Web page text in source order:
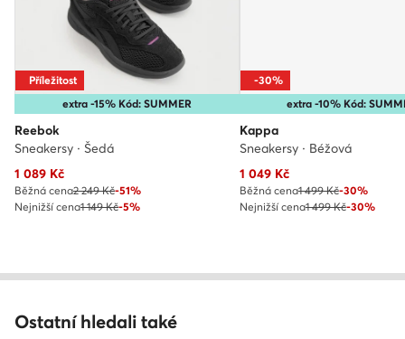
extra -15% Kód: SUMMER
Příležitost
Reebok
Sneakersy · Šedá
Aktuální cena
1 089 Kč
Běžná cena2 249 Kč-51%
Nejnižší cena1 149 Kč-5%
extra -10% Kód:
-30%
Kappa
Sneakersy · Béžová
Aktuální cena
1 049Kč
Běžná cena1 499 Kč-30%
Nejnižší cena1 499 Kč-30%
Ostatní hledali také